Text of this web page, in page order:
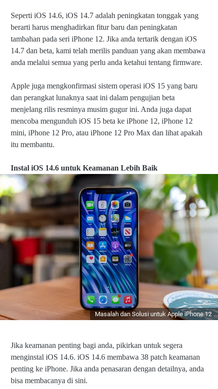
Seperti iOS 14.6, iOS 14.7 adalah peningkatan tonggak yang
berarti harus menghadirkan fitur baru dan peningkatan
tambahan pada seri iPhone 12. Jika anda tertarik dengan iOS
14.7 dan beta, kami telah merilis panduan yang akan membawa
anda melalui semua yang perlu anda ketahui tentang firmware.
Apple juga mengkonfirmasi sistem operasi iOS 15 yang baru
dan perangkat lunaknya saat ini dalam pengujian beta
menjelang rilis resminya musim gugur ini. Anda juga dapat
mencoba mengunduh iOS 15 beta ke iPhone 12, iPhone 12
mini, iPhone 12 Pro, atau iPhone 12 Pro Max dan lihat apakah
itu membantu.
Instal iOS 14.6 untuk Keamanan Lebih Baik
Masalah dan Solusi untuk Apple iPhone 12
Jika keamanan penting bagi anda, pikirkan untuk segera
menginstal iOS 14.6. iOS 14.6 membawa 38 patch keamanan
penting ke iPhone. Jika anda penasaran dengan detailnya, anda
bisa membacanya di sini.